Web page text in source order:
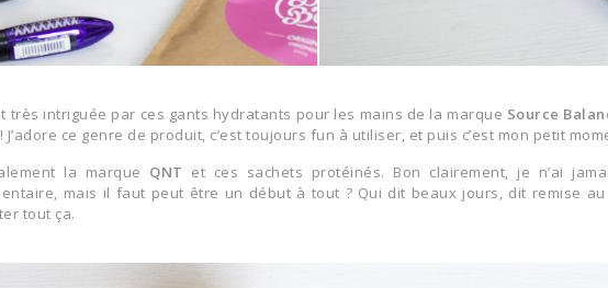
très intriguée par ces gants hydratants pour les mains de la marque Source
ce genre de produit, c’est toujours fun à utiliser, et puis c’est mon petit
la marque QNT et ces sachets protéinés. Bon clairement, je n’ai
mais il faut peut être un début à tout ? Qui dit beaux jours, dit remise
tout ça.